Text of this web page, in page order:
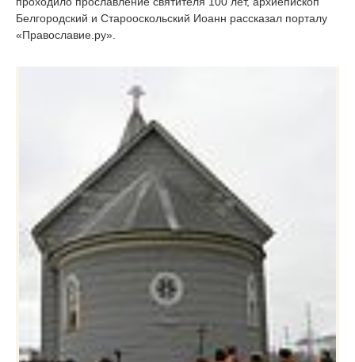
Белгородский и Старооскольский Иоанн рассказал порталу
«Православие.ру».